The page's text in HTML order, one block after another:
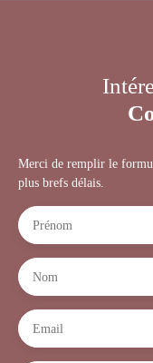
Merci de remplir le
plus brefs délais.
Prénom
Nom
Email